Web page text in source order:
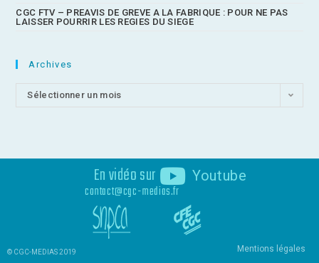
CGC FTV – PREAVIS DE GREVE A LA FABRIQUE : POUR NE PAS
LAISSER POURRIR LES REGIES DU SIEGE
Archives
Sélectionner un mois
En vidéo sur Youtube
contact@cgc-medias.fr
© CGC-MEDIAS 2019 Mentions légales